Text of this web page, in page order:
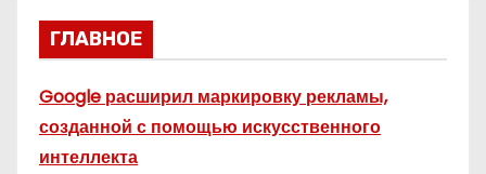
ГЛАВНОЕ
Google расширил маркировку рекламы,
созданной с помощью искусственного
интеллекта